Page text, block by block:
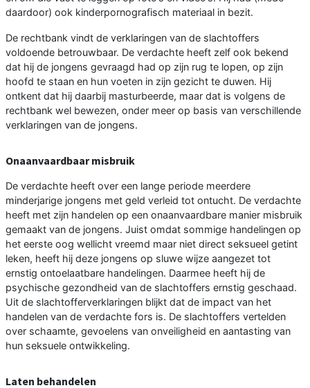
daardoor) ook kinderpornografisch materiaal in bezit.
De rechtbank vindt de verklaringen van de slachtoffers
voldoende betrouwbaar. De verdachte heeft zelf ook bekend
dat hij de jongens gevraagd had op zijn rug te lopen, op zijn
hoofd te staan en hun voeten in zijn gezicht te duwen. Hij
ontkent dat hij daarbij masturbeerde, maar dat is volgens de
rechtbank wel bewezen, onder meer op basis van verschillende
verklaringen van de jongens.
Onaanvaardbaar misbruik
De verdachte heeft over een lange periode meerdere
minderjarige jongens met geld verleid tot ontucht. De verdachte
heeft met zijn handelen op een onaanvaardbare manier misbruik
gemaakt van de jongens. Juist omdat sommige handelingen op
het eerste oog wellicht vreemd maar niet direct seksueel getint
leken, heeft hij deze jongens op sluwe wijze aangezet tot
ernstig ontoelaatbare handelingen. Daarmee heeft hij de
psychische gezondheid van de slachtoffers ernstig geschaad.
Uit de slachtofferverklaringen blijkt dat de impact van het
handelen van de verdachte fors is. De slachtoffers vertelden
over schaamte, gevoelens van onveiligheid en aantasting van
hun seksuele ontwikkeling.
Laten behandelen